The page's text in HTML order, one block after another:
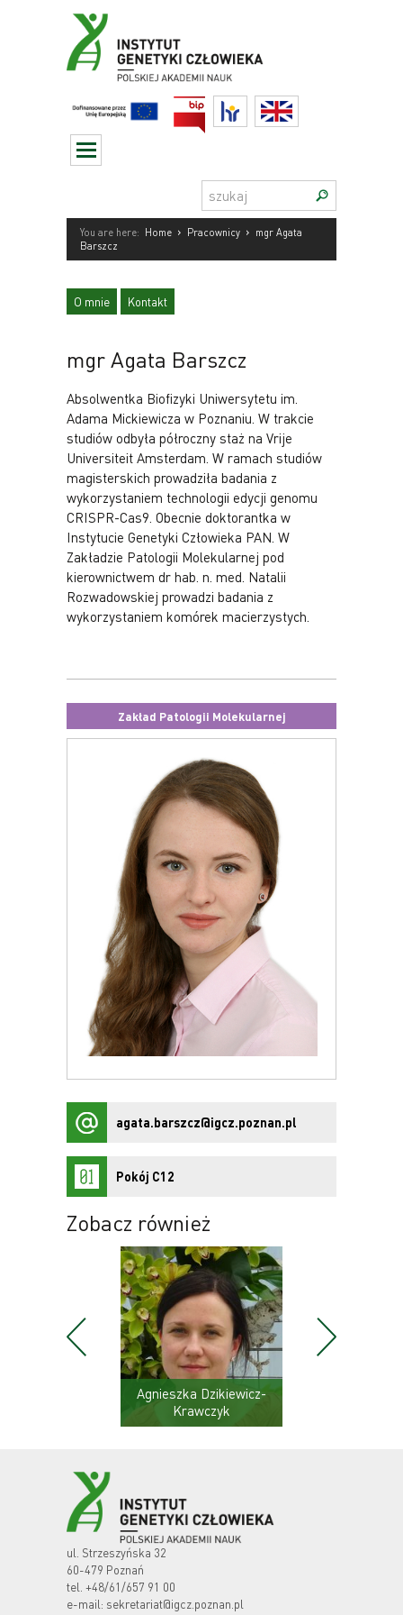
BIP HR
Szukaj:
You are here: Home › Pracownicy › mgr Agata
Barszcz
O mnie Kontakt
mgr Agata Barszcz
Absolwentka Biofizyki Uniwersytetu im.
Adama Mickiewicza w Poznaniu. W trakcie
studiów odbyła półroczny staż na Vrije
Universiteit Amsterdam. W ramach studiów
magisterskich prowadziła badania z
wykorzystaniem technologii edycji genomu
CRISPR-Cas9. Obecnie doktorantka w
Instytucie Genetyki Człowieka PAN. W
Zakładzie Patologii Molekularnej pod
kierownictwem dr hab. n. med. Natalii
Rozwadowskiej prowadzi badania z
wykorzystaniem komórek macierzystych.
Zakład Patologii Molekularnej
agata.barszcz@igcz.poznan.pl
Pokój C12
Zobacz również
Agnieszka Dzikiewicz-
Krawczyk
ul. Strzeszyńska 32
60-479 Poznań
tel. +48/61/657 91 00
e-mail: sekretariat@igcz.poznan.pl